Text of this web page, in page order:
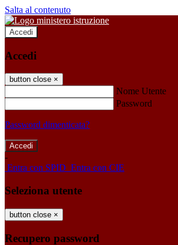
Salta al contenuto
Accedi
Accedi
button close ×
Nome Utente
Password
Password dimenticata?
-
Entra con SPID Entra con CIE
Seleziona utente
button close ×
Recupero password